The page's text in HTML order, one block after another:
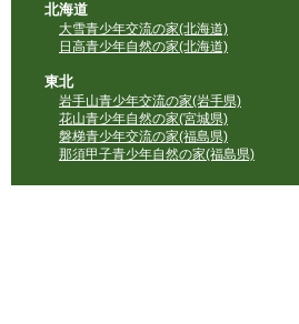
北海道
大雪青少年交流の家(北海道)
日高青少年自然の家(北海道)
東北
岩手山青少年交流の家(岩手県)
花山青少年自然の家(宮城県)
磐梯青少年交流の家(福島県)
那須甲子青少年自然の家(福島県)